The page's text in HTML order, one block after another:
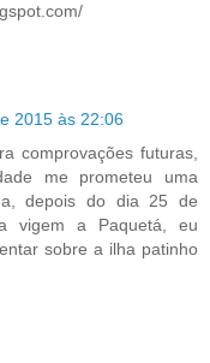
2015 às 22:06
comprovações futuras,
me prometeu uma
depois do dia 25 de
vigem a Paquetá, eu
sobre a ilha patinho